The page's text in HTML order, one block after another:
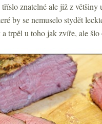
znatelné ale již z většiny
by se nemuselo stydět
trpěl u toho jak zvíře, ale